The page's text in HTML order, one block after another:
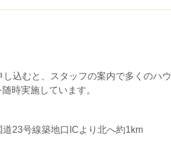
込むと、スタッフの案内で多くのハウ
時実施しています。
23号線築地口ICより北へ約1km